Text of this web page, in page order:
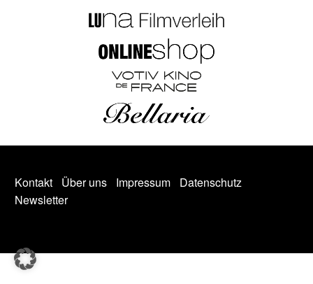
Kontakt Über uns Impressum
Datenschutz
Newsletter